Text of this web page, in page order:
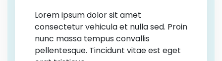
Lorem ipsum dolor sit amet
consectetur vehicula et nulla sed. Proin
nunc massa tempus convallis
pellentesque. Tincidunt vitae est eget